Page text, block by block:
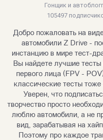
Гонщик и
105497
Добро пожаловать на
автомобили Z Drive -
инстанцию в мире тест-
Вы найдете лучшие тесты
первого лица (FPV -
классические тесты
Уверен, что
творчество просто
люблю автомобили, а не
вид, зарабатывая на
Поэтому про каждое